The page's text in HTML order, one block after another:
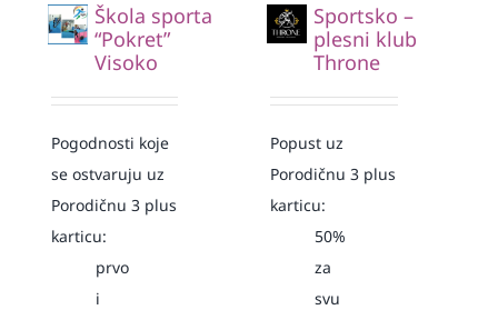
Škola sporta
“Pokret”
Visoko
Pogodnosti koje
se ostvaruju uz
Porodičnu 3 plus
karticu:
prvo
i
Sportsko –
plesni klub
Throne
Popust uz
Porodičnu 3 plus
karticu:
50%
za
svu